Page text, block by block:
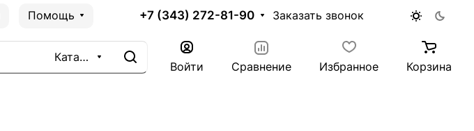
Помощь +7 (343) 272-81-90 Заказать звонок
Каталог
Войти Сравнение Избранное Корзина